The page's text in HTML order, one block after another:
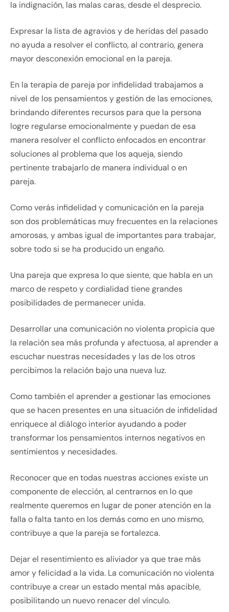
la indignación, las malas caras, desde el desprecio.
Expresar la lista de agravios y de heridas del pasado
no ayuda a resolver el conflicto, al contrario, genera
mayor desconexión emocional en la pareja.
En la terapia de pareja por infidelidad trabajamos a
nivel de los pensamientos y gestión de las emociones,
brindando diferentes recursos para que la persona
logre regularse emocionalmente y puedan de esa
manera resolver el conflicto enfocados en encontrar
soluciones al problema que los aqueja, siendo
pertinente trabajarlo de manera individual o en
pareja.
Como verás infidelidad y comunicación en la pareja
son dos problemáticas muy frecuentes en la relaciones
amorosas, y ambas igual de importantes para trabajar,
sobre todo si se ha producido un engaño.
Una pareja que expresa lo que siente, que habla en un
marco de respeto y cordialidad tiene grandes
posibilidades de permanecer unida.
Desarrollar una comunicación no violenta propicia que
la relación sea más profunda y afectuosa, al aprender a
escuchar nuestras necesidades y las de los otros
percibimos la relación bajo una nueva luz.
Como también el aprender a gestionar las emociones
que se hacen presentes en una situación de infidelidad
enriquece al diálogo interior ayudando a poder
transformar los pensamientos internos negativos en
sentimientos y necesidades.
Reconocer que en todas nuestras acciones existe un
componente de elección, al centrarnos en lo que
realmente queremos en lugar de poner atención en la
falla o falta tanto en los demás como en uno mismo,
contribuye a que la pareja se fortalezca.
Dejar el resentimiento es aliviador ya que trae más
amor y felicidad a la vida. La comunicación no violenta
contribuye a crear un estado mental más apacible,
posibilitando un nuevo renacer del vínculo.